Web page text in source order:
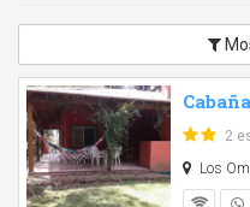
2
Los